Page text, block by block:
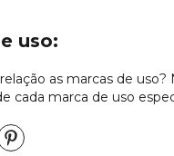
uso:
as marcas de
cada marca de uso